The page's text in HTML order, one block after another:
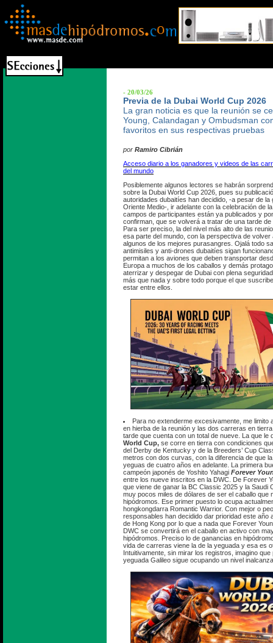
- 20/03/26
Previa de la Dubai World Cup 2026
La gran noticia es que la reunión se
Young, Calandagan y Ombudsman
favoritos en sus respectivas pruebas
por Ramiro Cibrián
Acceso diario a los ganadores y videos de las
del mundo
Posiblemente algunos lectores se habrán
sobre la Dubai World Cup 2026, pues su
autoridades dubaitíes han decidido, -a pesar de la
Oriente Medio-, ir adelante con la celebración de
campos de participantes están ya publicados y
confirman, que se volverá a tratar de una tarde
Para ser preciso, la del nivel más alto de las
esa parte del mundo, con la perspectiva de volver
algunos de los mejores purasangres. Ojalá todo
antimisiles y anti-drones dubaitíes sigan
permitan a los aviones que deben transportar
Europa a muchos de los caballos y demás
aterrizar y despegar de Dubai con plena
más que nada y sobre todo porque el que
estar entre ellos.
Para no extenderme excesivamente, me limito
en hierba de la reunión y las dos carreras en
tarde que cuenta con un total de nueve. La que le
World Cup, se corre en tierra con condiciones
del Derby de Kentucky y de la Breeders’ Cup
metros con dos curvas, con la diferencia de que
yeguas de cuatro años en adelante. La primera
campeón japonés de Yoshito Yahagi Forever
entre los nueve inscritos en la DWC. De Forever
que viene de ganar la BC Classic 2025 y la Saudi
muy pocos miles de dólares de ser el caballo que
hipódromos. Ese primer puesto lo ocupa
hongkongdarra Romantic Warrior. Con mejor o
responsables han decidido dar prioridad este año
de Hong Kong por lo que a nada que Forever
DWC se convertirá en el caballo en activo con
hipódromos. Preciso lo de ganancias en
vida de carreras viene la de la yeguada y esa es
Intuitivamente, sin mirar los registros, imagino
yeguada Galileo sigue ocupando un nivel